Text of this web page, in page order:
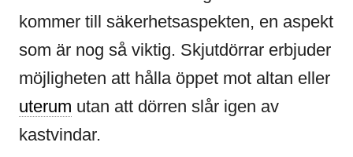
kommer till säkerhetsaspekten, en aspekt
som är nog så viktig. Skjutdörrar erbjuder
möjligheten att hålla öppet mot altan eller
uterum utan att dörren slår igen av
kastvindar.